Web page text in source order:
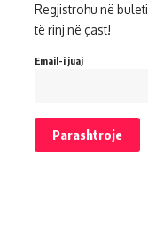
Regjistrohu në
të rinj në çast!
Email-i juaj